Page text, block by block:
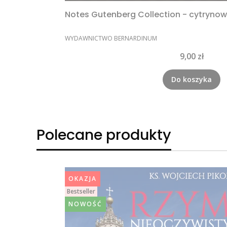
Notes Gutenberg Collection -
PRODUCENT
WYDAWNICTWO BERNARDINUM
Cena
9,00 zł
Do koszyka
Polecane produkty
OKAZJA
Bestseller
NOWOŚĆ